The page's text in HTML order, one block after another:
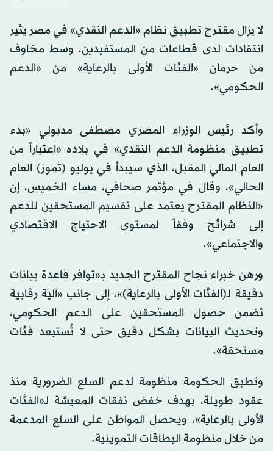
لا يزال مقترح تطبيق نظام «الدعم النقدي» في مصر يثير
انتقادات لدى قطاعات من المستفيدين، وسط مخاوف
من حرمان «الفئات الأولى بالرعاية» من «الدعم
الحكومي».
وأكد رئيس الوزراء المصري مصطفى مدبولي «بدء
تطبيق منظومة الدعم النقدي» في بلاده «اعتباراً من
العام المالي المقبل، الذي سيبدأ في يوليو (تموز) العام
الحالي»، وقال في مؤتمر صحافي، مساء الخميس، إن
«النظام المقترح يعتمد على تقسيم المستحقين للدعم
إلى شرائح وفقاً لمستوى الاحتياج الاقتصادي
والاجتماعي».
ورهن خبراء نجاح المقترح الجديد بـ«توافر قاعدة بيانات
دقيقة لـ(الفئات الأولى بالرعاية)»، إلى جانب «آلية رقابية
تضمن حصول المستحقين على الدعم الحكومي،
وتحديث البيانات بشكل دقيق حتى لا تُستبعد فئات
مستحقة».
وتطبق الحكومة منظومة لدعم السلع الضرورية منذ
عقود طويلة، بهدف خفض نفقات المعيشة لـ«الفئات
الأولى بالرعاية»، ويحصل المواطن على السلع المدعمة
من خلال منظومة البطاقات التموينية.